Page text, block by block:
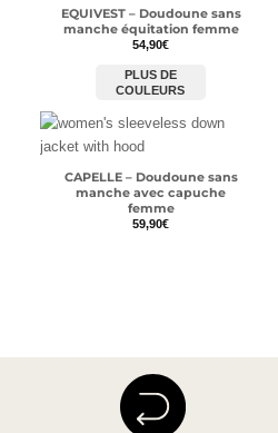
EQUIVEST – Doudoune sans
manche équitation femme
54,90€
PLUS DE
COULEURS
CAPELLE – Doudoune sans
manche avec capuche
femme
59,90€